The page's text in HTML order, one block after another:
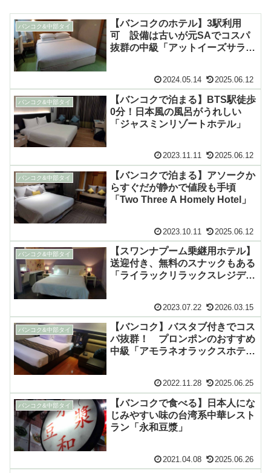
バンコク&中部タイ
【バンコクのホテル】3駅利用
可 設備は古いが元SAでコスパ
抜群の中級「アットイーズサラデ
2024.05.14 2025.06.12
バンコク&中部タイ
【バンコクで泊まる】BTS駅徒歩
0分！日本風の風呂がうれしい
「ジャスミンリゾートホテル」
2023.11.11 2025.06.12
バンコク&中部タイ
【バンコクで泊まる】アソークか
らすぐだが静かで値段も手頃
「Two Three A Homely Hotel」
2023.10.11 2025.06.12
バンコク&中部タイ
【スワンナプーム乗継用ホテル】
送迎付き、無料のスナックもある
「ライラックリラックスレジデン
2023.07.22 2026.03.15
バンコク&中部タイ
【バンコク】バスタブ付きでコス
パ抜群！ プロンポンのおすすめ
中級「アモラネオラックスホテ
2022.11.28 2025.06.25
バンコク&中部タイ
【バンコクで食べる】日本人にな
じみやすい味の台湾系中華レスト
ラン「永和豆漿」
2021.04.08 2025.06.26